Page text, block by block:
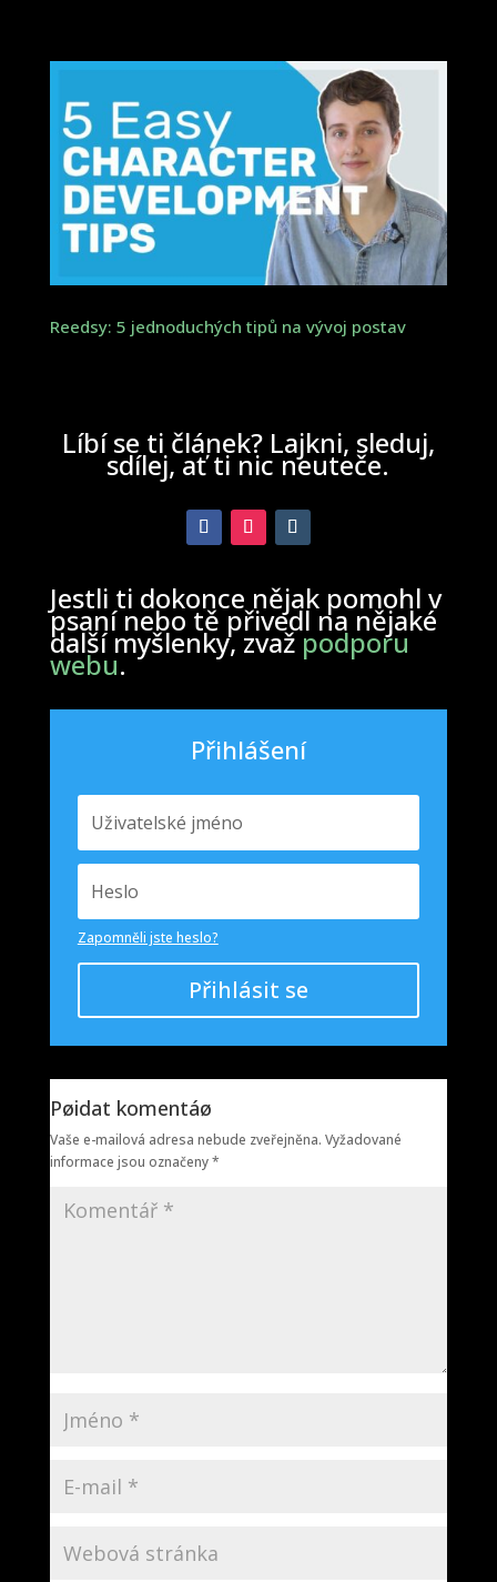
Reedsy: 5 jednoduchých tipů na vývoj postav
Líbí se ti článek? Lajkni, sleduj,
sdílej, ať ti nic neuteče.
Jestli ti dokonce nějak pomohl v
psaní nebo tě přivedl na nějaké
další myšlenky, zvažpodporu
webu.
Přihlášení
Zapomněli jste heslo?
Přihlásit se
Pøidat komentáø
Vaše e-mailová adresa nebude zveřejněna. Vyžadované
informace jsou označeny*